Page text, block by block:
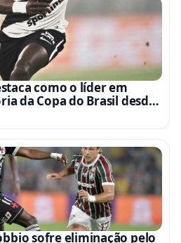
como o líder em
da Copa do Brasil desde
sofre eliminação pelo